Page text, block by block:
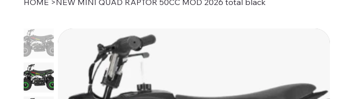
HOME >NEW MINI QUAD RAPTOR 50CC MOD 2026 total black